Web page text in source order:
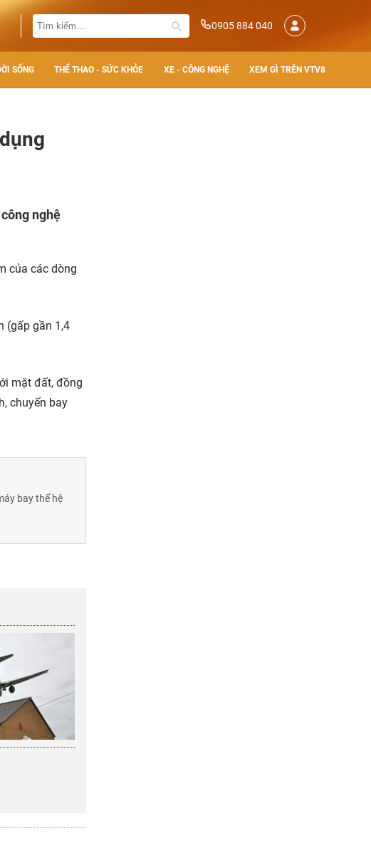
0905 884 040
SỐNG THỂ THAO - SỨC KHỎE XE - CÔNG NGHỆ XEM GÌ TRÊN VTV8
nghệ
của các dòng
(gấp gần 1,4
mặt đất, đồng
chuyến bay
bay thế hệ